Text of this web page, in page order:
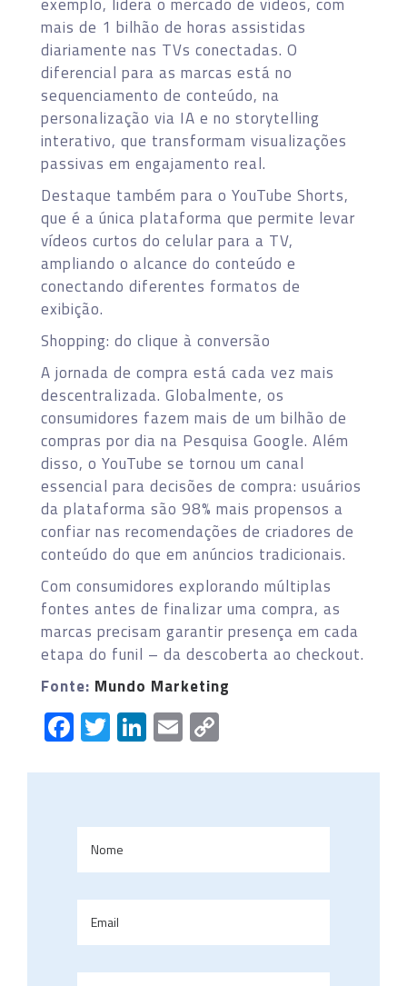
mais de 1 bilhão de horas assistidas
diariamente nas TVs conectadas. O
diferencial para as marcas está no
sequenciamento de conteúdo, na
personalização via IA e no storytelling
interativo, que transformam visualizações
passivas em engajamento real.
Destaque também para o YouTube Shorts,
que é a única plataforma que permite levar
vídeos curtos do celular para a TV,
ampliando o alcance do conteúdo e
conectando diferentes formatos de
exibição.
Shopping: do clique à conversão
A jornada de compra está cada vez mais
descentralizada. Globalmente, os
consumidores fazem mais de um bilhão de
compras por dia na Pesquisa Google. Além
disso, o YouTube se tornou um canal
essencial para decisões de compra: usuários
da plataforma são 98% mais propensos a
confiar nas recomendações de criadores de
conteúdo do que em anúncios tradicionais.
Com consumidores explorando múltiplas
fontes antes de finalizar uma compra, as
marcas precisam garantir presença em cada
etapa do funil – da descoberta ao checkout.
Fonte: Mundo Marketing
Facebook
Twitter
LinkedIn
Email